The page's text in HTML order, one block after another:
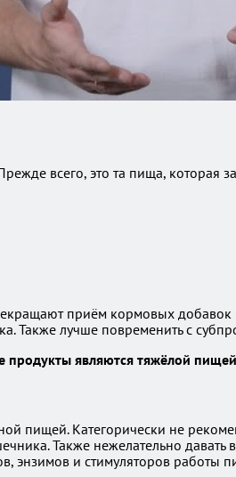
всего, это та пища,
приём кормовых
Также лучше повременить с
продукты являются тяжёлой
пищей. Категорически не
Также нежелательно
энзимов и стимуляторов работы